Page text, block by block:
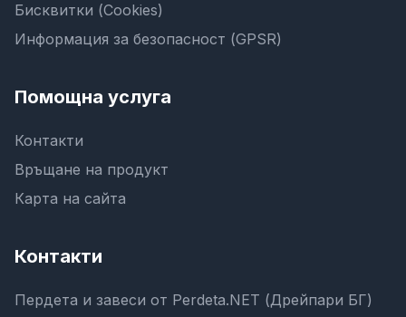
Бисквитки (Cookies)
Информация за безопасност (GPSR)
Помощна услуга
Контакти
Връщане на продукт
Карта на сайта
Контакти
Пердета и завеси от Perdeta.NET (Дрейпари БГ)